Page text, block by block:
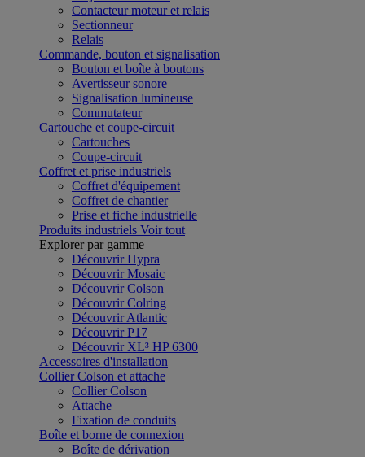
Contacteur moteur et relais
Sectionneur
Relais
Commande, bouton et signalisation
Bouton et boîte à boutons
Avertisseur sonore
Signalisation lumineuse
Commutateur
Cartouche et coupe-circuit
Cartouches
Coupe-circuit
Coffret et prise industriels
Coffret d'équipement
Coffret de chantier
Prise et fiche industrielle
Produits industriels Voir tout
Explorer par gamme
Découvrir Hypra
Découvrir Mosaic
Découvrir Colson
Découvrir Colring
Découvrir Atlantic
Découvrir P17
Découvrir XL³ HP 6300
Accessoires d'installation
Collier Colson et attache
Collier Colson
Attache
Fixation de conduits
Boîte et borne de connexion
Boîte de dérivation